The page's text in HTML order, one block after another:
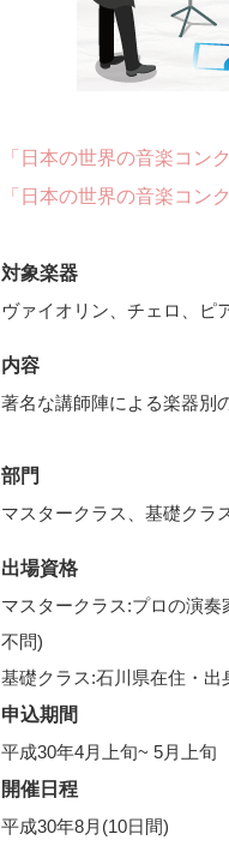
「日本の世界の音楽コン
「日本の世界の音楽コン
対象楽器
ヴァイオリン、チェロ、ピ
内容
著名な講師陣による楽器別
部門
マスタークラス、基礎クラ
出場資格
マスタークラス:プロの演
不問)
基礎クラス:石川県在住・
申込期間
平成30年4月上旬~ 5月上旬
開催日程
平成30年8月(10日間)